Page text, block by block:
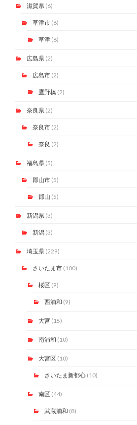
滋賀県 (6)
草津市(6)
草津(6)
広島県 (2)
広島市(2)
鷹野橋(2)
奈良県 (2)
奈良市(2)
奈良 (2)
福島県 (5)
郡山市(5)
郡山 (5)
新潟県 (3)
新潟(3)
埼玉県 (229)
さいたま市(100)
桜区(9)
西浦和 (9)
大宮(15)
南浦和 (10)
大宮区(10)
さいたま新都心(10)
南区(44)
武蔵浦和 (8)